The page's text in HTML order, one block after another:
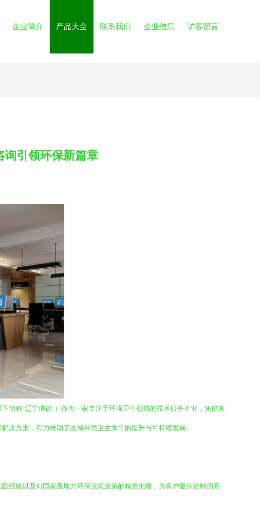
企业简介 产品大全 联系我们 企业信息 访客留言
询引领环保新篇章
简称“辽宁信德”）作为一家专注于环境卫生领域的技术服务企业，凭借其
决方案，有力推动了区域环境卫生水平的提升与可持续发展。
经验以及对国家及地方环保法规政策的精准把握，为客户量身定制的系